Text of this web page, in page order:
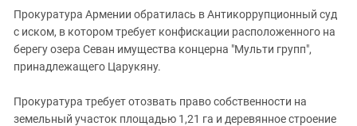
Прокуратура Армении обратилась в Антикоррупционный суд
с иском, в котором требует конфискации расположенного на
берегу озера Севан имущества концерна "Мульти групп",
принадлежащего Царукяну.
Прокуратура требует отозвать право собственности на
земельный участок площадью 1,21 га и деревянное строение